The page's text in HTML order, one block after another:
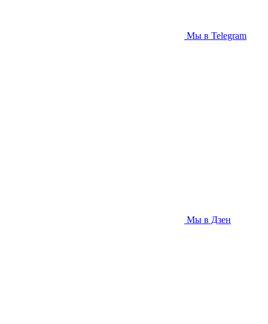
Мы в Telegram
Мы в Дзен